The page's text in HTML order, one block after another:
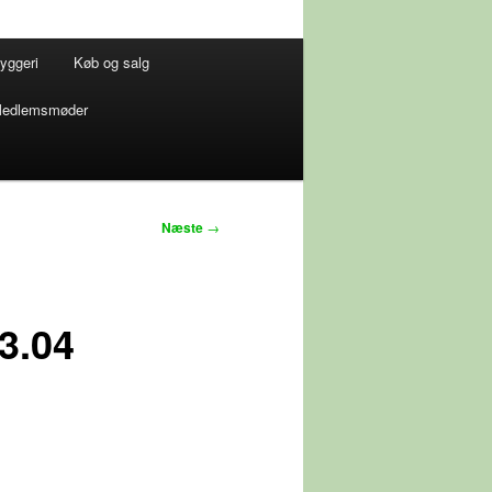
Køb og salg
Næste →